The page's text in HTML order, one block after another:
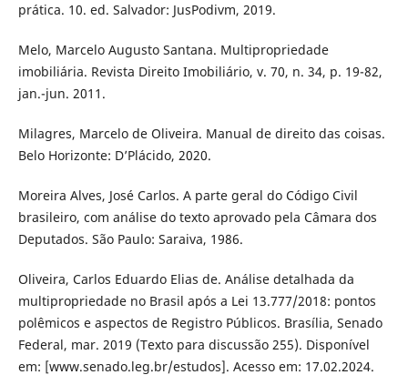
prática. 10. ed. Salvador: JusPodivm, 2019.
Melo, Marcelo Augusto Santana. Multipropriedade
imobiliária. Revista Direito Imobiliário, v. 70, n. 34, p. 19-82,
jan.-jun. 2011.
Milagres, Marcelo de Oliveira. Manual de direito das coisas.
Belo Horizonte: D’Plácido, 2020.
Moreira Alves, José Carlos. A parte geral do Código Civil
brasileiro, com análise do texto aprovado pela Câmara dos
Deputados. São Paulo: Saraiva, 1986.
Oliveira, Carlos Eduardo Elias de. Análise detalhada da
multipropriedade no Brasil após a Lei 13.777/2018: pontos
polêmicos e aspectos de Registro Públicos. Brasília, Senado
Federal, mar. 2019 (Texto para discussão 255). Disponível
em: [www.senado.leg.br/estudos]. Acesso em: 17.02.2024.